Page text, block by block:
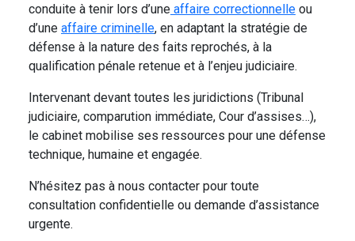
conduite à tenir lors d’une affaire correctionnelle ou
d’une affaire criminelle, en adaptant la stratégie de
défense à la nature des faits reprochés, à la
qualification pénale retenue et à l’enjeu judiciaire.
Intervenant devant toutes les juridictions (Tribunal
judiciaire, comparution immédiate, Cour d’assises…),
le cabinet mobilise ses ressources pour une défense
technique, humaine et engagée.
N’hésitez pas à nous contacter pour toute
consultation confidentielle ou demande d’assistance
urgente.